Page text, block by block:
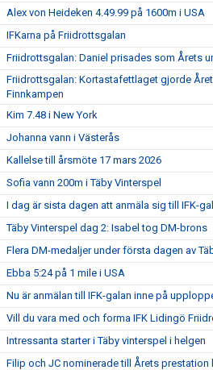
Alex von Heideken 4.49.99 på 1600m i USA
IFKarna på Friidrottsgalan
Friidrottsgalan: Daniel prisades som Årets
Friidrottsgalan: Kortastafettlaget gjorde
Finnkampen
Kim 7.48 i New York
Johanna vann i Västerås
Kallelse till årsmöte 17 mars 2026
Sofia vann 200m i Täby Vinterspel
I dag är sista dagen att anmäla sig till IFK-
Täby Vinterspel dag 2: Isabel tog DM-brons
Flera DM-medaljer under första dagen av
Ebba 5:24 på 1 mile i USA
Nu är anmälan till IFK-galan inne på
Vill du vara med och forma IFK Lidingö
Intressanta starter i Täby vinterspel i helgen
Filip och JC nominerade till Årets prestation